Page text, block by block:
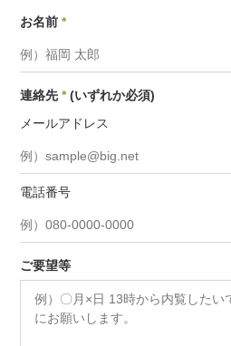
お名前*
連絡先* (いずれか必須)
メールアドレス
電話番号
ご要望等